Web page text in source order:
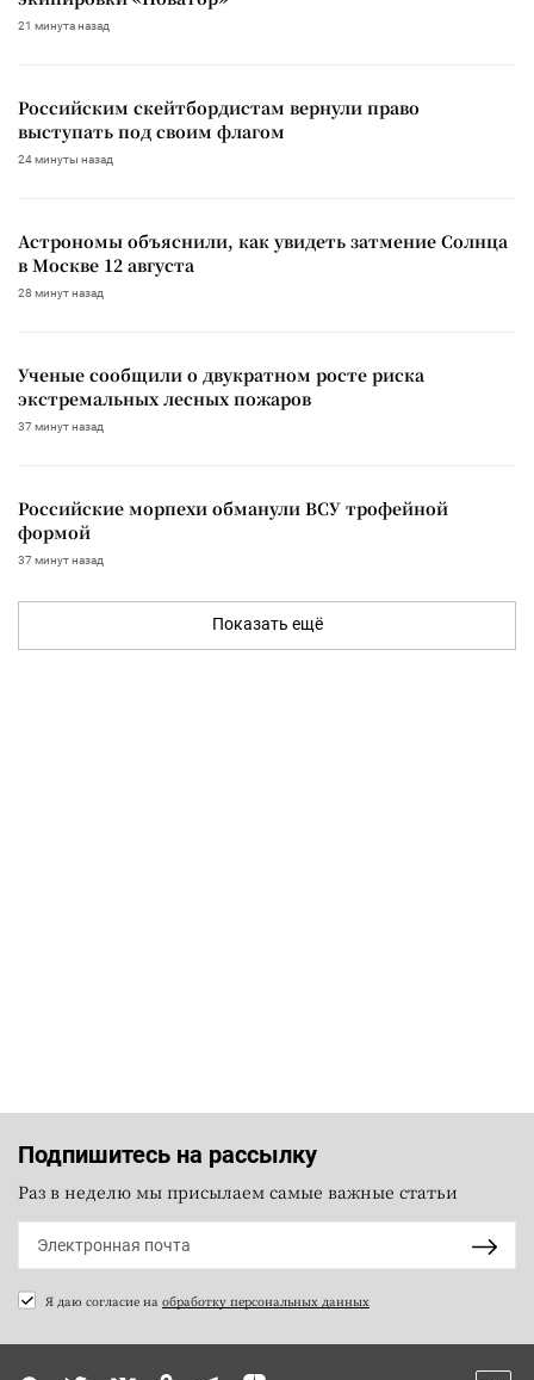
21 минута назад
Российским скейтбордистам вернули право
выступать под своим флагом
24 минуты назад
Астрономы объяснили, как увидеть затмение Солнца
в Москве 12 августа
28 минут назад
Ученые сообщили о двукратном росте риска
экстремальных лесных пожаров
37 минут назад
Российские морпехи обманули ВСУ трофейной
формой
37 минут назад
Показать ещё
Подпишитесь на рассылку
Раз в неделю мы присылаем самые важные статьи
Я даю согласие на обработку персональных данных